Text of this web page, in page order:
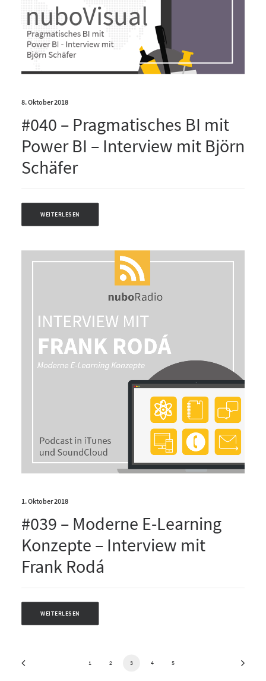
8. Oktober 2018
#040 – Pragmatisches BI mit
Power BI – Interview mit Björn
Schäfer
WEITERLESEN
1. Oktober 2018
#039 – Moderne E-Learning
Konzepte – Interview mit
Frank Rodá
WEITERLESEN
1 2 3 4 5